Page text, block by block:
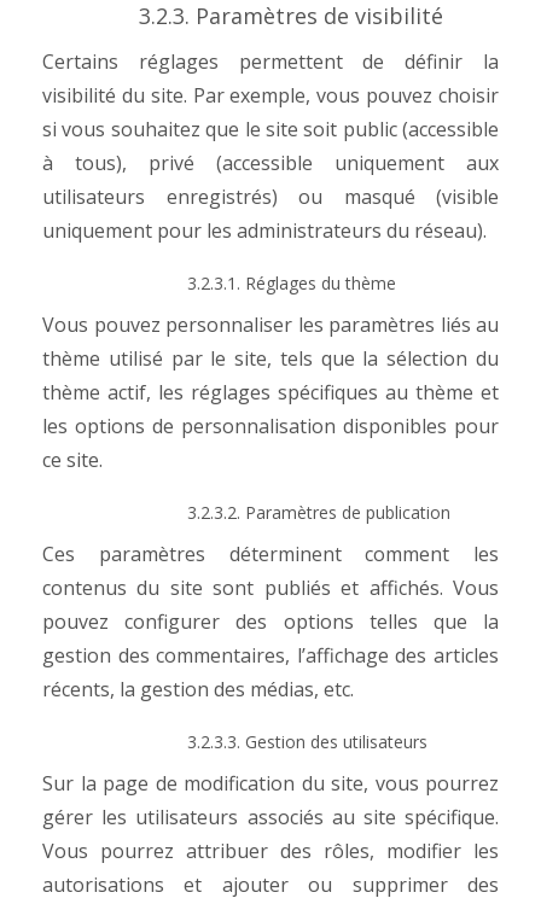
3.2.3. Paramètres de visibilité
Certains réglages permettent de définir la
visibilité du site. Par exemple, vous pouvez choisir
si vous souhaitez que le site soit public (accessible
à tous), privé (accessible uniquement aux
utilisateurs enregistrés) ou masqué (visible
uniquement pour les administrateurs du réseau).
3.2.3.1. Réglages du thème
Vous pouvez personnaliser les paramètres liés au
thème utilisé par le site, tels que la sélection du
thème actif, les réglages spécifiques au thème et
les options de personnalisation disponibles pour
ce site.
3.2.3.2. Paramètres de publication
Ces paramètres déterminent comment les
contenus du site sont publiés et affichés. Vous
pouvez configurer des options telles que la
gestion des commentaires, l’affichage des articles
récents, la gestion des médias, etc.
3.2.3.3. Gestion des utilisateurs
Sur la page de modification du site, vous pourrez
gérer les utilisateurs associés au site spécifique.
Vous pourrez attribuer des rôles, modifier les
autorisations et ajouter ou supprimer des